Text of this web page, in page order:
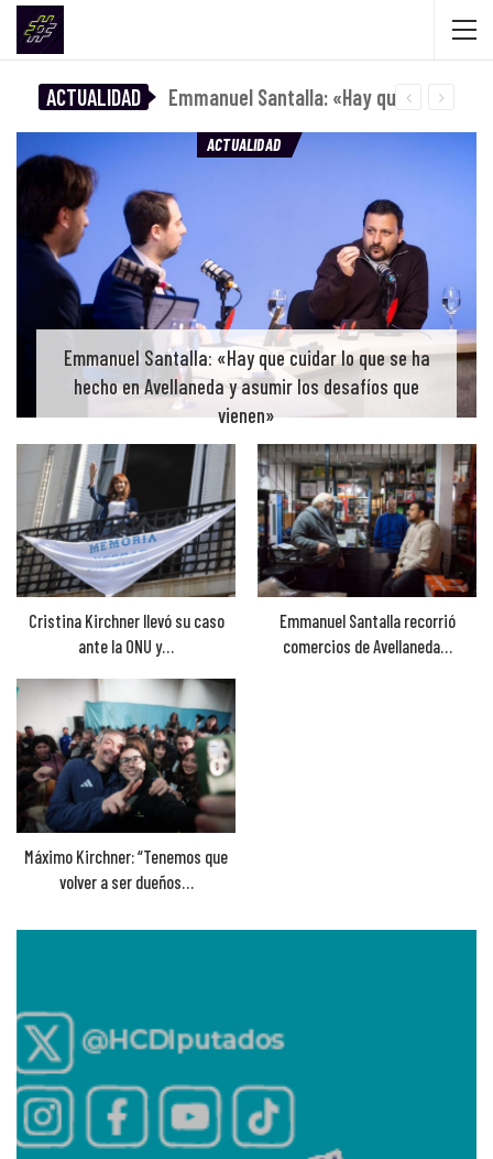
ACTUALIDAD Emmanuel Santalla: «Hay que cuidar lo que se ha hecho en Avellaneda y asumir los desafíos que vienen»
ACTUALIDAD
Emmanuel Santalla: «Hay que cuidar lo que se ha
hecho en Avellaneda y asumir los desafíos que
vienen»
Cristina Kirchner llevó su caso
ante la ONU y…
Máximo Kirchner: “Tenemos que
volver a ser dueños…
Emmanuel Santalla recorrió
comercios de Avellaneda…